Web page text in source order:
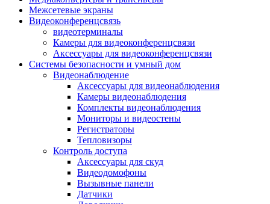
Инструмент многофункциональный
Круги, диски, фрезы
Аксессуары для электро и
пневмоинструмента
Аккумуляторы для инструмента
Зарядные устройства для аккумуляторов
Миксеры строительные
Молотки отбойные
Паяльное оборудование
Садовая техника
Минимойки
Аксессуары для минимоек
Газонокосилки и триммеры
Газонокосилки
Культиваторы и мотоблоки
Аэраторы и скарификаторы
Мотоблоки
Генераторы
Снегоуборщики
Межсетевые экраны
Видеоконференцсвязь
видеотерминалы
Камеры для видеоконференцсвязи
Аксессуары для видеоконференцсвязи
Системы безопасности и умный дом
Видеонаблюдение
Аксессуары для видеонаблюдения
Камеры видеонаблюдения
Комплекты видеонаблюдения
Мониторы и видеостены
Регистраторы
Тепловизоры
Контроль доступа
Аксессуары для скуд
Видеодомофоны
Вызывные панели
Датчики